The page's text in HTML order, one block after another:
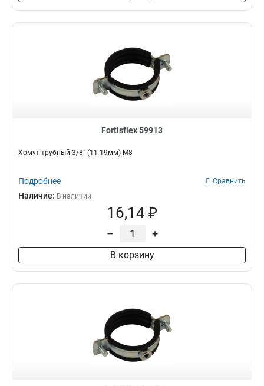
Fortisflex 59913
Хомут трубный 3/8” (11-19мм) М8
Подробнее Сравнить
Наличие: В наличии
16,14 ₽
– +
В корзину